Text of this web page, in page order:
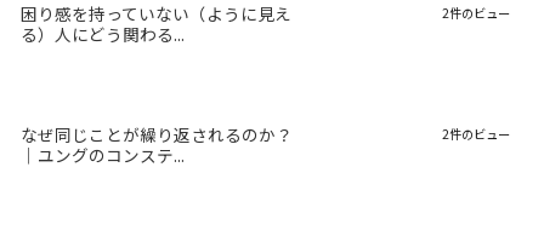
困り感を持っていない（ように見え
る）人にどう関わる...
2件のビュー
なぜ同じことが繰り返されるのか？
｜ユングのコンステ...
2件のビュー